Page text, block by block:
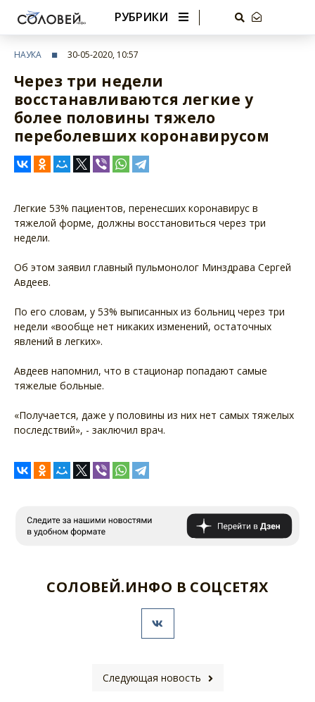
РУБРИКИ
НАУКА 30-05-2020, 10:57
Через три недели
восстанавливаются легкие у
более половины тяжело
переболевших коронавирусом
Легкие 53% пациентов, перенесших коронавирус в
тяжелой форме, должны восстановиться через три
недели.
Об этом заявил главный пульмонолог Минздрава Сергей
Авдеев.
По его словам, у 53% выписанных из больниц через три
недели «вообще нет никаких изменений, остаточных
явлений в легких».
Авдеев напомнил, что в стационар попадают самые
тяжелые больные.
«Получается, даже у половины из них нет самых тяжелых
последствий», - заключил врач.
СОЛОВЕЙ.ИНФО В СОЦСЕТЯХ
Следующая новость